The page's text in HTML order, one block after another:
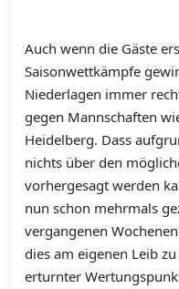
Auch wenn die Gäste
Saisonwettkämpfe
Niederlagen immer
gegen Mannschaften
Heidelberg. Dass
nichts über den
vorhergesagt werden
nun schon mehrmals
vergangenen
dies am eigenen Leib
erturnter